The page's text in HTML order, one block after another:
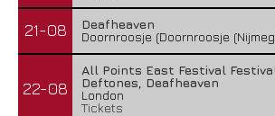
21-08
Deafheaven
Doornroosje (Doornroosje
22-08
All Points East Festival
Deftones, Deafheaven
London
Tickets